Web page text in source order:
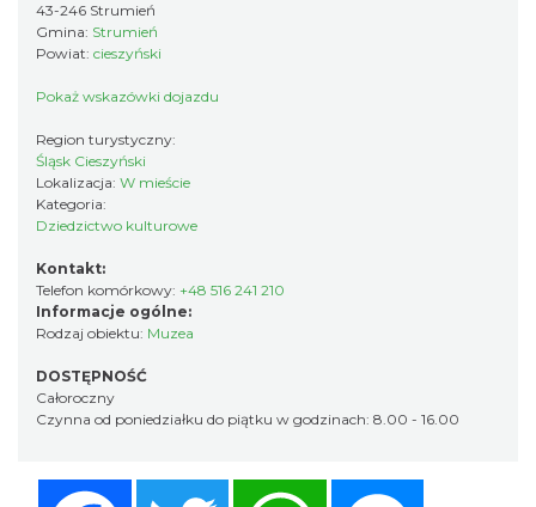
43-246 Strumień
Gmina: Strumień
Powiat: cieszyński
Pokaż wskazówki dojazdu
Region turystyczny:
Śląsk Cieszyński
Lokalizacja: W mieście
Kategoria:
Dziedzictwo kulturowe
Kontakt:
Telefon komórkowy: +48 516 241 210
Informacje ogólne:
Rodzaj obiektu: Muzea
DOSTĘPNOŚĆ
Całoroczny
Czynna od poniedziałku do piątku w godzinach: 8.00 - 16.00
Twitter WhatsApp